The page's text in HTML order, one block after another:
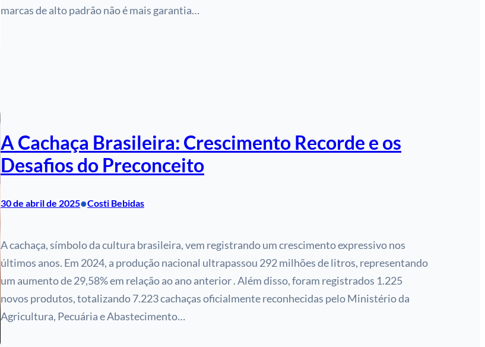
marcas de alto padrão não é mais garantia…
A Cachaça Brasileira: Crescimento Recorde e os
Desafios do Preconceito
30 de abril de 2025•Costi Bebidas
A cachaça, símbolo da cultura brasileira, vem registrando um crescimento expressivo nos
últimos anos. Em 2024, a produção nacional ultrapassou 292 milhões de litros, representando
um aumento de 29,58% em relação ao ano anterior . Além disso, foram registrados 1.225
novos produtos, totalizando 7.223 cachaças oficialmente reconhecidas pelo Ministério da
Agricultura, Pecuária e Abastecimento…